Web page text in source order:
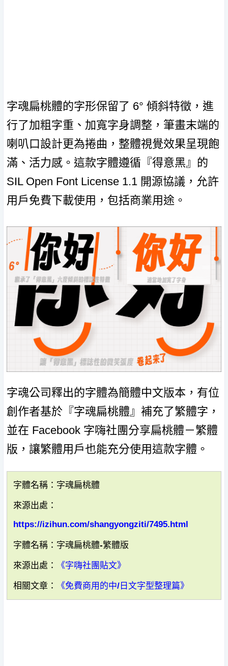
字魂扁桃體的字形保留了 6° 傾斜特徵，進
行了加粗字重、加寬字身調整，筆畫末端的
喇叭口設計更為捲曲，整體視覺效果呈現飽
滿、活力感。這款字體遵循『得意黑』的
SIL Open Font License 1.1 開源協議，允許
用戶免費下載使用，包括商業用途。
字魂公司釋出的字體為簡體中文版本，有位
創作者基於『字魂扁桃體』補充了繁體字，
並在 Facebook 字嗨社團分享扁桃體－繁體
版，讓繁體用戶也能充分使用這款字體。
字體名稱：字魂扁桃體
來源出處：
https://izihun.com/shangyongziti/7495.html
字體名稱：字魂扁桃體-繁體版
來源出處： 《字嗨社團貼文》
相關文章： 《免費商用的中/日文字型整理篇》